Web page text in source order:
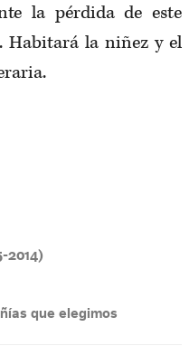
la pérdida de este
Habitará la niñez y el
2014)
que elegimos